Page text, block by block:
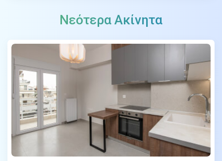
Νεότερα Ακίνητα